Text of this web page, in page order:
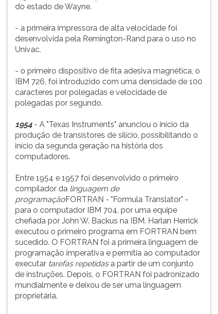
do estado de Wayne.
- a primeira impressora de alta velocidade foi
desenvolvida pela Remington-Rand para o uso no
Univac.
- o primeiro dispositivo de fita adesiva magnética, o
IBM 726, foi introduzido com uma densidade de 100
caracteres por polegadas e velocidade de
polegadas por segundo.
1954- A "Texas Instruments" anunciou o início da
produção de transistores de silício, possibilitando o
início da segunda geração na história dos
computadores.
Entre 1954 e 1957 foi desenvolvido o primeiro
compilador da linguagem de
programaçãoFORTRAN - "Formula Translator" -
para o computador IBM 704, por uma equipe
chefiada por John W. Backus na IBM. Harlan Herrick
executou o primeiro programa em FORTRAN bem
sucedido. O FORTRAN foi a primeira linguagem de
programação imperativa e permitia ao computador
executar tarefas repetidasa partir de um conjunto
de instruções. Depois, o FORTRAN foi padronizado
mundialmente e deixou de ser uma linguagem
proprietária.